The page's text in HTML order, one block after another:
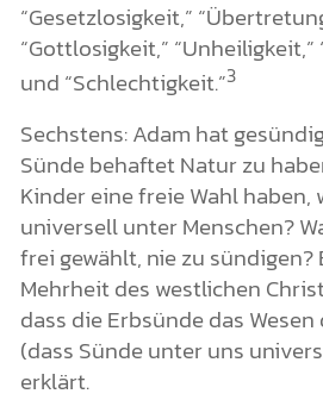
“Gesetzlosigkeit,”
“Gottlosigkeit,”
und “Schlechtigkeit.”3
Sechstens: Adam hat
Sünde behaftet Natur zu
Kinder eine freie Wahl haben,
universell unter Menschen?
frei gewählt, nie zu sündigen?
Mehrheit des westlichen
dass die Erbsünde das
(dass Sünde unter uns
erklärt.